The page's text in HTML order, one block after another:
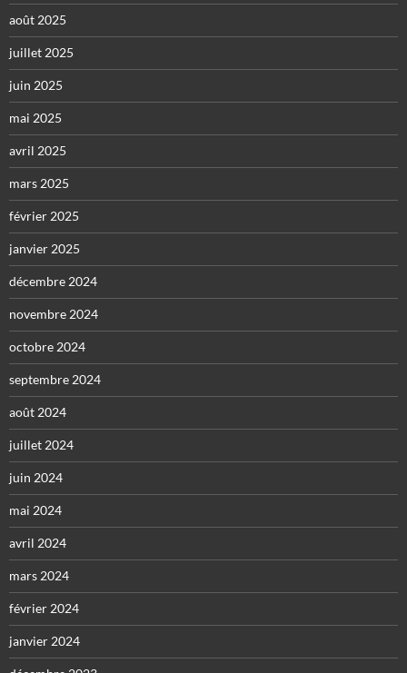
août 2025
juillet 2025
juin 2025
mai 2025
avril 2025
mars 2025
février 2025
janvier 2025
décembre 2024
novembre 2024
octobre 2024
septembre 2024
août 2024
juillet 2024
juin 2024
mai 2024
avril 2024
mars 2024
février 2024
janvier 2024